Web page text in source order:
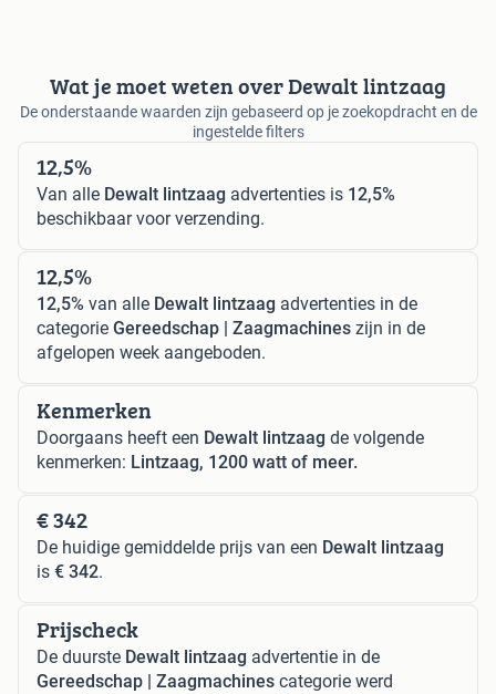
Wat je moet weten over Dewalt lintzaag
De onderstaande waarden zijn gebaseerd op je zoekopdracht en de
ingestelde filters
12,5%
Van alle Dewalt lintzaag advertenties is 12,5%
beschikbaar voor verzending.
12,5%
12,5% van alle Dewalt lintzaag advertenties in de
categorie Gereedschap | Zaagmachines zijn in de
afgelopen week aangeboden.
Kenmerken
Doorgaans heeft een Dewalt lintzaag de volgende
kenmerken: Lintzaag, 1200 watt of meer.
€ 342
De huidige gemiddelde prijs van een Dewalt lintzaag
is € 342.
Prijscheck
De duurste Dewalt lintzaag advertentie in de
Gereedschap | Zaagmachines categorie werd